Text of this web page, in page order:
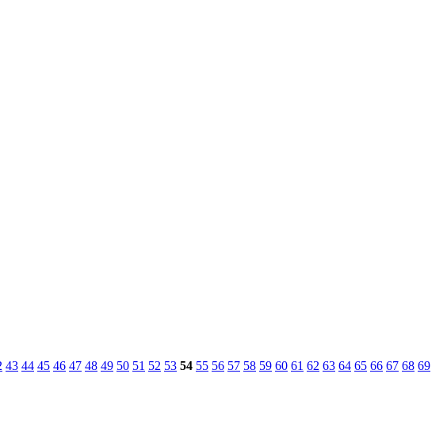
43 44 45 46 47 48 49 50 51 52 53 54 55 56 57 58 59 60 61 62 63 64 65 66 67 68 69